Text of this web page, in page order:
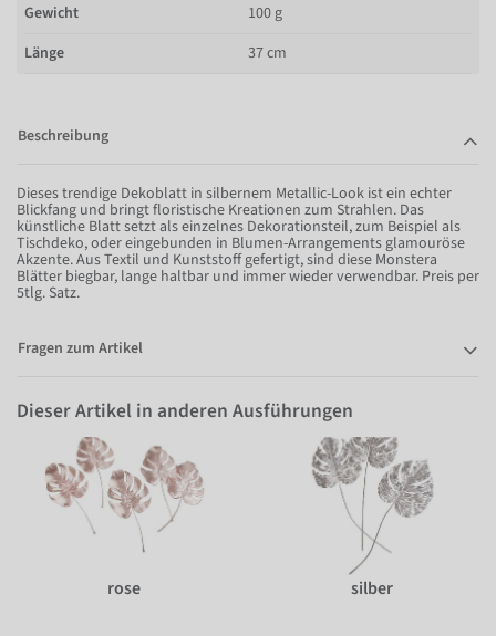
Gewicht
100 g
Länge
37 cm
Beschreibung
Dieses trendige Dekoblatt in silbernem Metallic-Look ist ein echter
Blickfang und bringt floristische Kreationen zum Strahlen. Das
künstliche Blatt setzt als einzelnes Dekorationsteil, zum Beispiel als
Tischdeko, oder eingebunden in Blumen-Arrangements glamouröse
Akzente. Aus Textil und Kunststoff gefertigt, sind diese Monstera
Blätter biegbar, lange haltbar und immer wieder verwendbar. Preis per
5tlg. Satz.
Fragen zum Artikel
Dieser Artikel in anderen Ausführungen
rose silber